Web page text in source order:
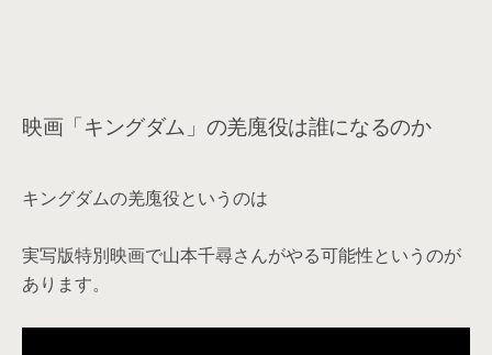
映画「キングダム」の羌廆役は誰になるのか
キングダムの羌廆役というのは
実写版特別映画で山本千尋さんがやる可能性というのが
あります。